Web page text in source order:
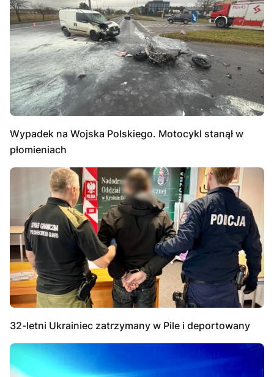
Wypadek na Wojska Polskiego. Motocykl stanął w
płomieniach
32-letni Ukrainiec zatrzymany w Pile i deportowany